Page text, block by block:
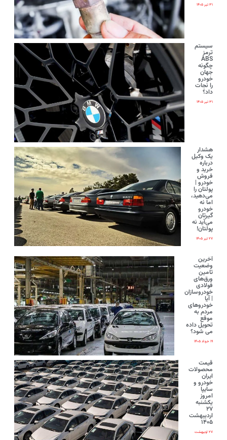
۳۱ تیر ۱۴۰۵
سیستم
ترمز
ABS
چگونه
جهان
خودرو
را نجات
داد؟
۳۱ تیر ۱۴۰۵
هشدار
یک وکیل
درباره
خرید و
فروش
خودرو |
پولتان را
می‌دهید،
اما نه
خودرو
گیرتان
می‌آید نه
پولتان!
۲۷ تیر ۱۴۰۵
آخرین
وضعیت
تامین
ورق‌های
فولادی
خودروسازان
| آیا
خودروهای
مردم به
موقع
تحویل داده
می شود؟
۱۹ خرداد ۱۴۰۵
قیمت
محصولات
ایران‌
خودرو و
سایپا
امروز
یکشنبه
۲۷
اردیبهشت
۱۴۰۵
۲۷ اردیبهشت